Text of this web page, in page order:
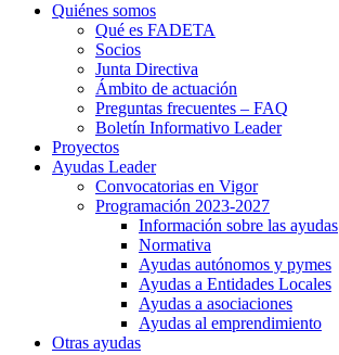
Quiénes somos
Qué es FADETA
Socios
Junta Directiva
Ámbito de actuación
Preguntas frecuentes – FAQ
Boletín Informativo Leader
Proyectos
Ayudas Leader
Convocatorias en Vigor
Programación 2023-2027
Información sobre las ayudas
Normativa
Ayudas autónomos y pymes
Ayudas a Entidades Locales
Ayudas a asociaciones
Ayudas al emprendimiento
Otras ayudas